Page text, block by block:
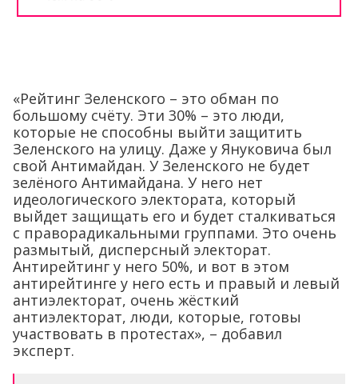
«Рейтинг Зеленского – это обман по
большому счёту. Эти 30% – это люди,
которые не способны выйти защитить
Зеленского на улицу. Даже у Януковича был
свой Антимайдан. У Зеленского не будет
зелёного Антимайдана. У него нет
идеологического электората, который
выйдет защищать его и будет сталкиваться
с праворадикальными группами. Это очень
размытый, дисперсный электорат.
Антирейтинг у него 50%, и вот в этом
антирейтинге у него есть и правый и левый
антиэлекторат, очень жёсткий
антиэлекторат, люди, которые, готовы
участвовать в протестах», – добавил
эксперт.